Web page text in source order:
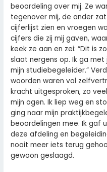
beoordeling over mij. Ze
tegenover mij, de ander
cijferlijst zien en vroegen
cijfers die zij mij gaven,
keek ze aan en zei: “Dit is
slaat nergens op. Ik ga
mijn studiebegeleider.”
woorden waren vol
kracht uitgesproken, zo
mijn ogen. Ik liep weg en
ging naar mijn
beoordelingen mee. Ik gaf
deze afdeling en
nooit meer iets terug
gewoon geslaagd.